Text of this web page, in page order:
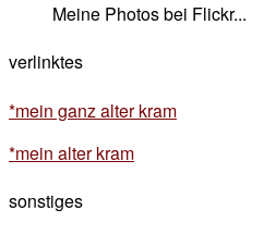
Meine Photos bei Flickr...
verlinktes
*mein ganz alter kram
*mein alter kram
sonstiges